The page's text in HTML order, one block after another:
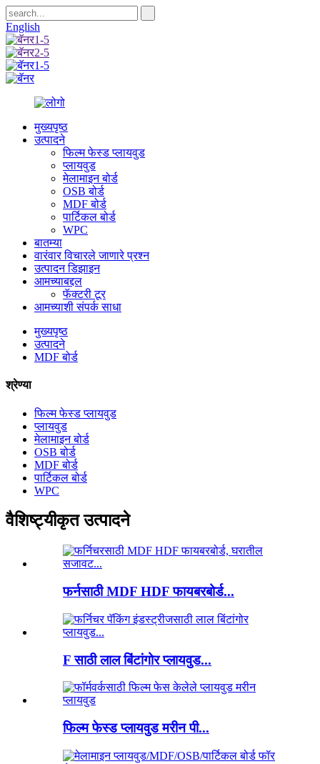
English
मुख्यपृष्ठ
उत्पादने
फिल्म फेस्ड प्लायवुड
प्लायवुड
मेलामाइन बोर्ड
OSB बोर्ड
MDF बोर्ड
पार्टिकल बोर्ड
WPC
बातम्या
वारंवार विचारले जाणारे प्रश्न
उत्पादन डिझाइन
आमच्याबद्दल
फॅक्टरी टूर
आमच्याशी संपर्क साधा
मुख्यपृष्ठ
उत्पादने
MDF बोर्ड
श्रेण्या
फिल्म फेस्ड प्लायवुड
प्लायवुड
मेलामाइन बोर्ड
OSB बोर्ड
MDF बोर्ड
पार्टिकल बोर्ड
WPC
वैशिष्ट्यीकृत उत्पादने
फर्नसाठी MDF HDF फायबरबोर्ड...
F साठी लाल बिंटांगोर प्लायवुड...
फिल्म फेस्ड प्लायवुड मरीन पी...